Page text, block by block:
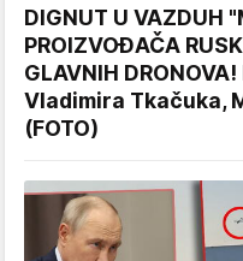
DIGNUT U VAZDUH
PROIZVOĐAČA
GLAVNIH
Vladimira Tkačuka,
(FOTO)